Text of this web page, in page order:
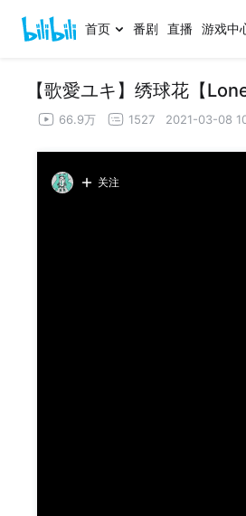
首页 番剧 直播 游戏中
【歌愛ユキ】绣球花【
66.9万 1527 2021-03-08
关注